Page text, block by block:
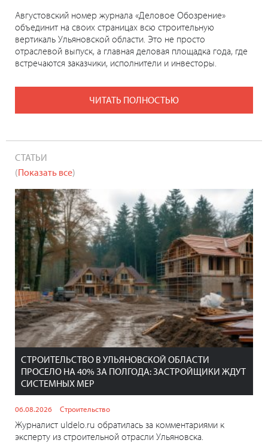
Августовский номер журнала «Деловое Обозрение»
объединит на своих страницах всю строительную
вертикаль Ульяновской области. Это не просто
отраслевой выпуск, а главная деловая площадка года, где
встречаются заказчики, исполнители и инвесторы.
ЧИТАТЬ ПОЛНОСТЬЮ
СТАТЬИ
(Показать все)
СТРОИТЕЛЬСТВО В УЛЬЯНОВСКОЙ ОБЛАСТИ
ПРОСЕЛО НА 40% ЗА ПОЛГОДА: ЗАСТРОЙЩИКИ ЖДУТ
СИСТЕМНЫХ МЕР
06.08.2026 Строительство
Журналист uldelo.ru обратилась за комментариями к
эксперту из строительной отрасли Ульяновска.